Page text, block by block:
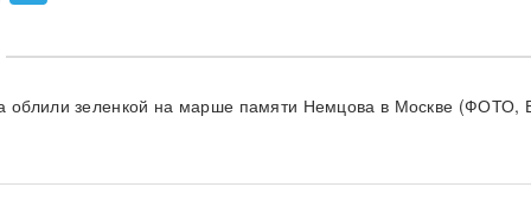
облили зеленкой на марше памяти Немцова в Москве